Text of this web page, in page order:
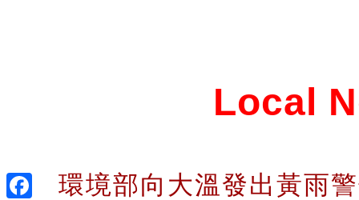
Local
環境部向大溫發出黃雨